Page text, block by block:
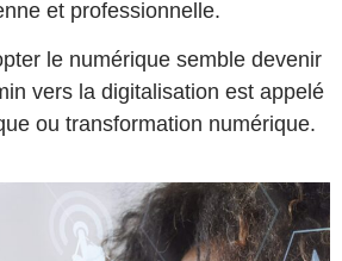
et professionnelle.
le numérique semble devenir
vers la digitalisation est appelé
ou transformation numérique.